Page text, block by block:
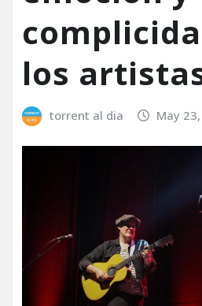
los
torrent al dia May